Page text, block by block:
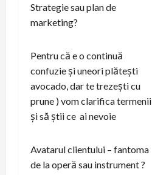
Strategie sau plan de
marketing?
Pentru că e o continuă
confuzie și uneori plătești
avocado, dar te trezești cu
prune ) vom clarifica termenii
și să știi ce ai nevoie
Avatarul clientului – fantoma
de la operă sau instrument ?